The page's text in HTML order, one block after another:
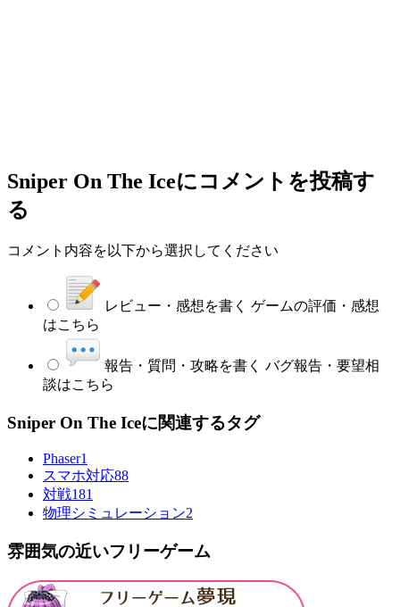
Sniper On The Iceにコメントを投稿す
る
コメント内容を以下から選択してください
レビュー・感想を書く ゲームの評価・感想
はこちら
報告・質問・攻略を書く バグ報告・要望相
談はこちら
Sniper On The Iceに関連するタグ
Phaser1
スマホ対応88
対戦181
物理シミュレーション2
雰囲気の近いフリーゲーム